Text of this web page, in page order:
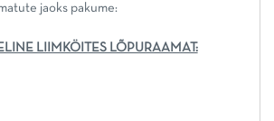
jaoks pakume:
LIIMKÖITES LÕPURAAMAT: